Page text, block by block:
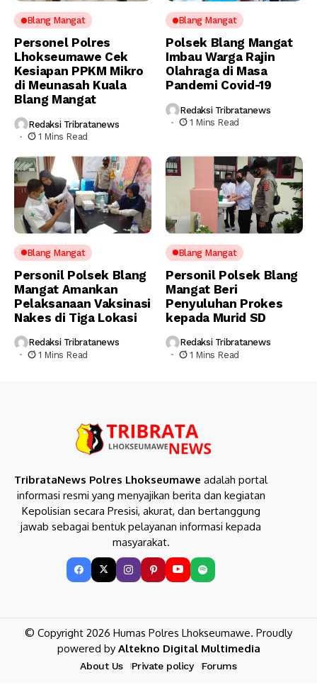
Blang Mangat
Personel Polres
Lhokseumawe Cek
Kesiapan PPKM Mikro
di Meunasah Kuala
Blang Mangat
Redaksi Tribratanews
1 Mins Read
Blang Mangat
Polsek Blang Mangat
Imbau Warga Rajin
Olahraga di Masa
Pandemi Covid-19
Redaksi Tribratanews
1 Mins Read
Blang Mangat
Personil Polsek Blang
Mangat Amankan
Pelaksanaan Vaksinasi
Nakes di Tiga Lokasi
Redaksi Tribratanews
1 Mins Read
Blang Mangat
Personil Polsek Blang
Mangat Beri
Penyuluhan Prokes
kepada Murid SD
Redaksi Tribratanews
1 Mins Read
TribrataNews Polres Lhokseumawe adalah portal
informasi resmi yang menyajikan berita dan kegiatan
Kepolisian secara Presisi, akurat, dan bertanggung
jawab sebagai bentuk pelayanan informasi kepada
masyarakat.
© Copyright 2026 Humas Polres Lhokseumawe. Proudly
powered by Altekno Digital Multimedia
About Us Private policy Forums